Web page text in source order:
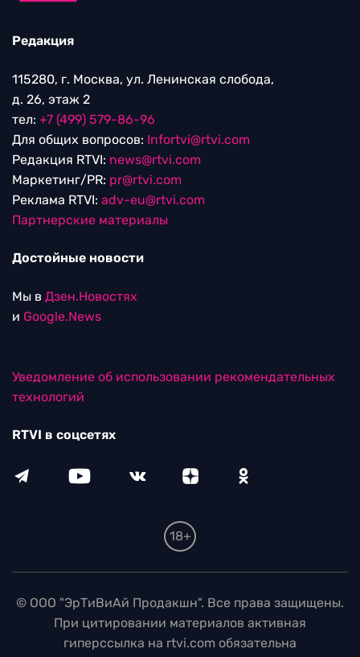
Редакция
115280, г. Москва, ул. Ленинская слобода,
д. 26, этаж 2
тел: +7 (499) 579-86-96
Для общих вопросов: Infortvi@rtvi.com
Редакция RTVI: news@rtvi.com
Маркетинг/PR: pr@rtvi.com
Реклама RTVI: adv-eu@rtvi.com
Партнерские материалы
Достойные новости
Мы в Дзен.Новостях
и Google.News
Уведомление об использовании рекомендательных
технологий
RTVI в соцсетях
18+
© ООО "ЭрТиВиАй Продакшн". Все права защищены.
При цитировании материалов активная
гиперссылка на rtvi.com обязательна